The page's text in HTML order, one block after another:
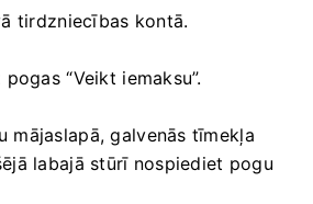
tirdzniecības kontā.
“Veikt iemaksu”.
mājaslapā, galvenās tīmekļa
labajā stūrī nospiediet pogu